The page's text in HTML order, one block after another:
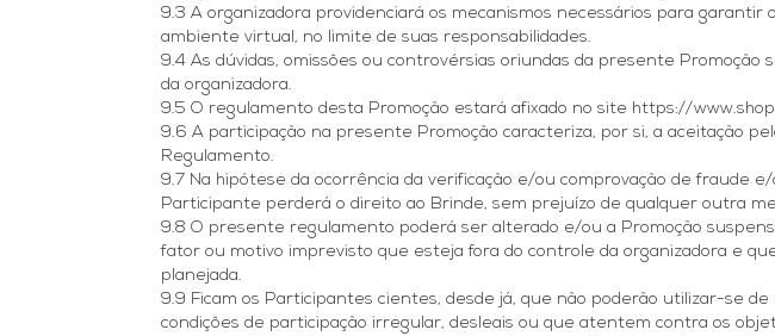
9.3 A organizadora providenciará os mecanismos necessários para
ambiente virtual, no limite de suas responsabilidades.
9.4 As dúvidas, omissões ou controvérsias oriundas da presente
da organizadora.
9.5 O regulamento desta Promoção estará afixado no site https://
9.6 A participação na presente Promoção caracteriza, por si, a aceitação
Regulamento.
9.7 Na hipótese da ocorrência da verificação e/ou comprovação de fraude
Participante perderá o direito ao Brinde, sem prejuízo de qualquer outra
9.8 O presente regulamento poderá ser alterado e/ou a Promoção
fator ou motivo imprevisto que esteja fora do controle da organizadora e
planejada.
9.9 Ficam os Participantes cientes, desde já, que não poderão utilizar-se
condições de participação irregular, desleais ou que atentem contra os